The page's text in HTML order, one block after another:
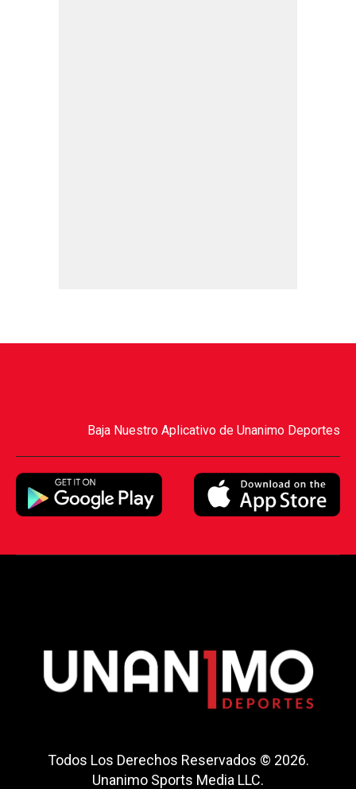
Baja Nuestro Aplicativo de Unanimo Deportes
Todos Los Derechos Reservados © 2026.
Unanimo Sports Media LLC.